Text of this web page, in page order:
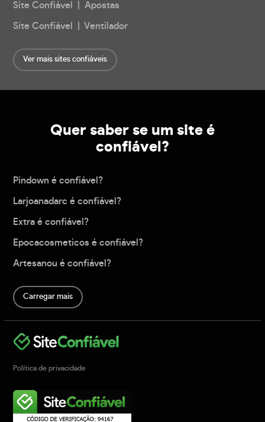
Site Confiável | Apostas
Site Confiável | Ventilador
Ver mais sites confiáveis
Quer saber se um site é
confiável?
Pindown é confiável?
Larjoanadarc é confiável?
Extra é confiável?
Epocacosmeticos é confiável?
Artesanou é confiável?
Carregar mais
Política de privacidade